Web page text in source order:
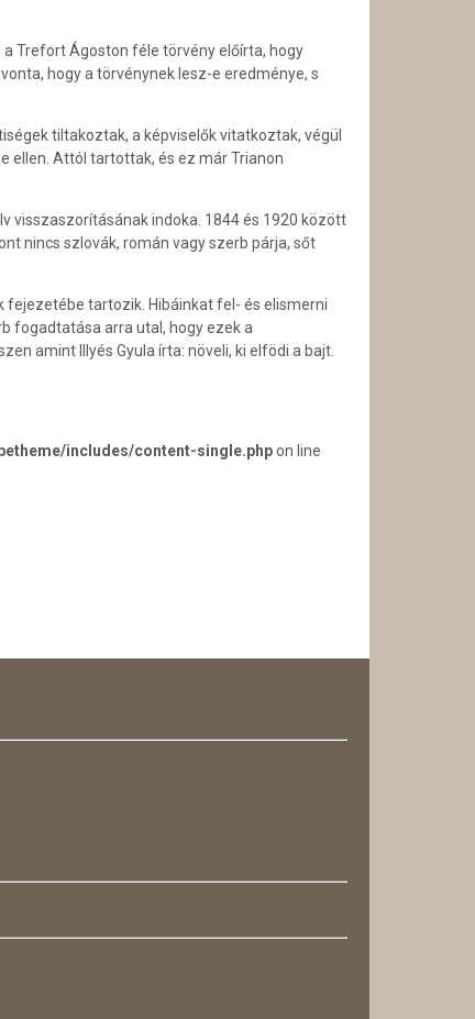
Trefort Ágoston féle törvény előírta, hogy
hogy a törvénynek lesz-e eredménye, s
tiltakoztak, a képviselők vitatkoztak, végül
ellen. Attól tartottak, és ez már Trianon
visszaszorításának indoka. 1844 és 1920 között
nincs szlovák, román vagy szerb párja, sőt
tartozik. Hibáinkat fel- és elismerni
fogadtatása arra utal, hogy ezek a
amint Illyés Gyula írta: növeli, ki elfödi a bajt.
includes/content-single.phpon line